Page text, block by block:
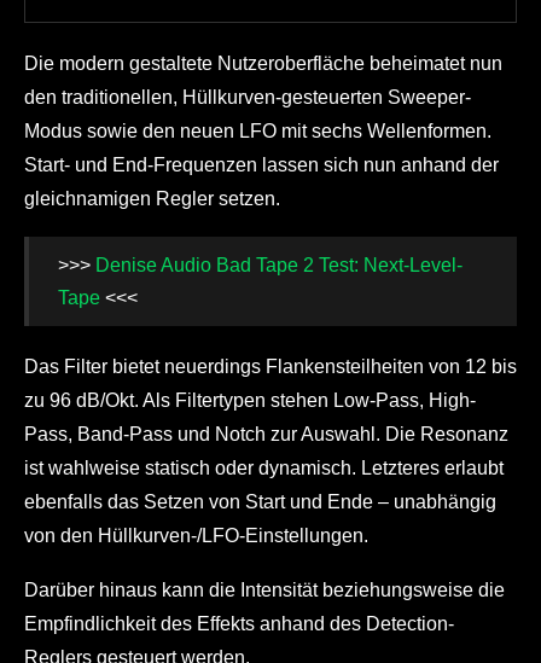
Die modern gestaltete Nutzeroberfläche beheimatet nun
den traditionellen, Hüllkurven-gesteuerten Sweeper-
Modus sowie den neuen LFO mit sechs Wellenformen.
Start- und End-Frequenzen lassen sich nun anhand der
gleichnamigen Regler setzen.
>>> Denise Audio Bad Tape 2 Test: Next-Level-
Tape <<<
Das Filter bietet neuerdings Flankensteilheiten von 12 bis
zu 96 dB/Okt. Als Filtertypen stehen Low-Pass, High-
Pass, Band-Pass und Notch zur Auswahl. Die Resonanz
ist wahlweise statisch oder dynamisch. Letzteres erlaubt
ebenfalls das Setzen von Start und Ende – unabhängig
von den Hüllkurven-/LFO-Einstellungen.
Darüber hinaus kann die Intensität beziehungsweise die
Empfindlichkeit des Effekts anhand des Detection-
Reglers gesteuert werden.